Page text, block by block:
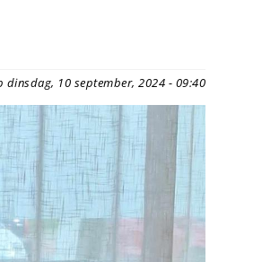
dinsdag, 10 september, 2024 - 09:40